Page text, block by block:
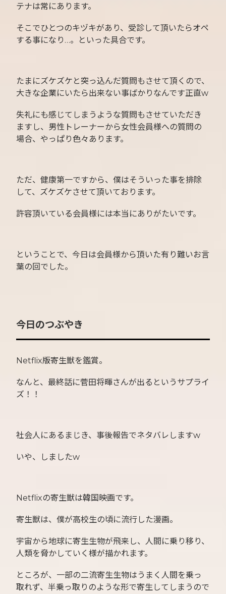
テナは常にあります。
そこでひとつのキヅキがあり、受診して頂いたらオペ
する事になり…。といった具合です。
たまにズケズケと突っ込んだ質問もさせて頂くので、
大きな企業にいたら出来ない事ばかりなんです正直w
失礼にも感じてしまうような質問もさせていただき
ますし、男性トレーナーから女性会員様への質問の
場合、やっぱり色々あります。
ただ、健康第一ですから、僕はそういった事を排除
して、ズケズケさせて頂いております。
許容頂いている会員様には本当にありがたいです。
ということで、今日は会員様から頂いた有り難いお言
葉の回でした。
今日のつぶやき
Netflix版寄生獣を鑑賞。
なんと、最終話に菅田将暉さんが出るというサプライ
ズ！！
社会人にあるまじき、事後報告でネタバレしますw
いや、しましたw
Netflixの寄生獣は韓国映画です。
寄生獣は、僕が高校生の頃に流行した漫画。
宇宙から地球に寄生生物が飛来し、人間に乗り移り、
人類を脅かしていく様が描かれます。
ところが、一部の二流寄生生物はうまく人間を乗っ
取れず、半乗っ取りのような形で寄生してしまうので